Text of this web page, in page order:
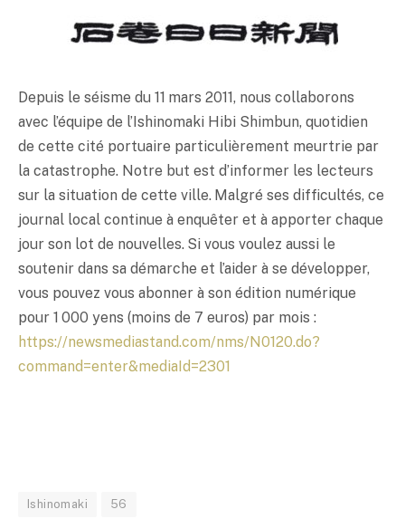
Depuis le séisme du 11 mars 2011, nous collaborons
avec l’équipe de l’Ishinomaki Hibi Shimbun, quotidien
de cette cité portuaire particulièrement meurtrie par
la catastrophe. Notre but est d’informer les lecteurs
sur la situation de cette ville. Malgré ses difficultés, ce
journal local continue à enquêter et à apporter chaque
jour son lot de nouvelles. Si vous voulez aussi le
soutenir dans sa démarche et l’aider à se développer,
vous pouvez vous abonner à son édition numérique
pour 1 000 yens (moins de 7 euros) par mois :
https://newsmediastand.com/nms/N0120.do?
command=enter&mediaId=2301
Ishinomaki 56